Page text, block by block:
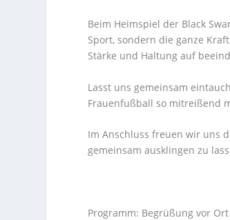
Beim Heimspiel der Black
Sport, sondern die ganze
Stärke und Haltung auf
Lasst uns gemeinsam
Frauenfußball so mitreißend
Im Anschluss freuen wir uns
gemeinsam ausklingen zu
Programm: Begrüßung vor